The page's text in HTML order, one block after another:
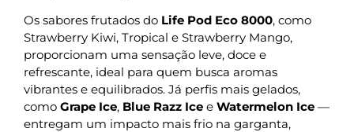
Os sabores frutados do Life Pod Eco 8000, como
Strawberry Kiwi, Tropical e Strawberry Mango,
proporcionam uma sensação leve, doce e
refrescante, ideal para quem busca aromas
vibrantes e equilibrados. Já perfis mais gelados,
como Grape Ice, Blue Razz Ice e Watermelon Ice —
entregam um impacto mais frio na garganta,